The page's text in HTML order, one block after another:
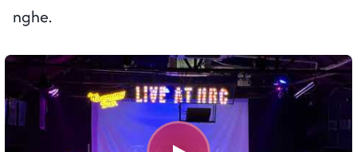
nghe.